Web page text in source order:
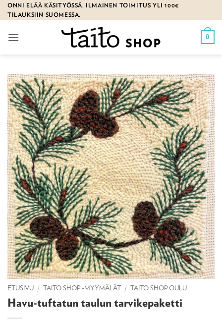
Skip
to
ONNI ELÄÄ KÄSITYÖSSÄ. ILMAINEN TOIMITUS YLI 100€
TILAUKSIIN SUOMESSA.
0
ETUSIVU / TAITO SHOP -MYYMÄLÄT / TAITO SHOP OULU
Havu-tuftatun taulun tarvikepaketti